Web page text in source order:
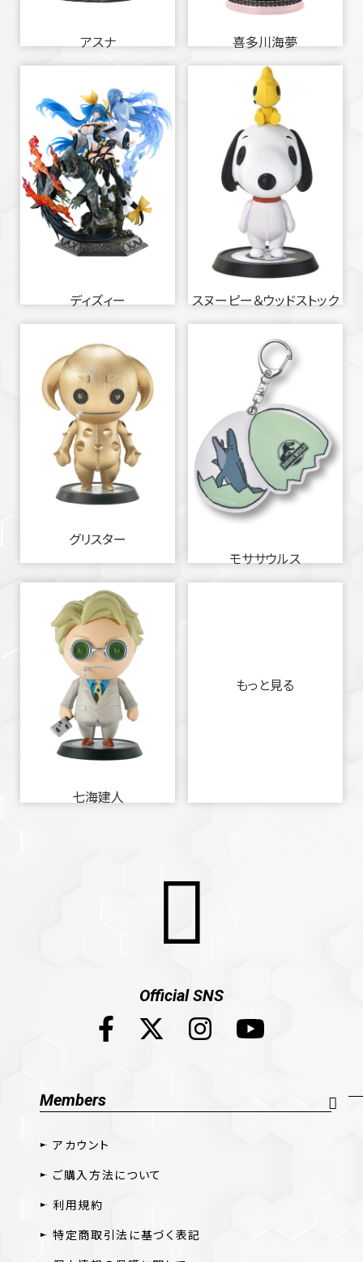
アスナ 喜多川海夢
ディズィー スヌーピー＆ウッドストック
グリスター
モササウルス
七海建人
もっと見る
Official SNS
Members
アカウント
ご購入方法について
利用規約
特定商取引法に基づく表記